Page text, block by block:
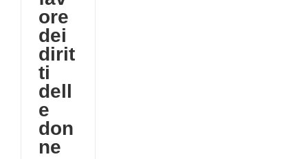
ore
dei
dirit
ti
dell
e
don
ne